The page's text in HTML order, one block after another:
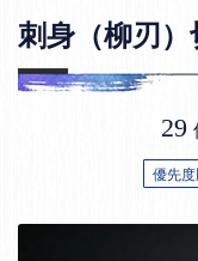
刺身（柳刃
優先
29